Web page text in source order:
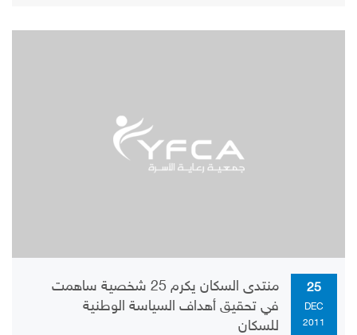
25
DEC
2011
منتدى السكان يكرم 25 شخصية ساهمت
في تحقيق أهداف السياسة الوطنية
للسكان